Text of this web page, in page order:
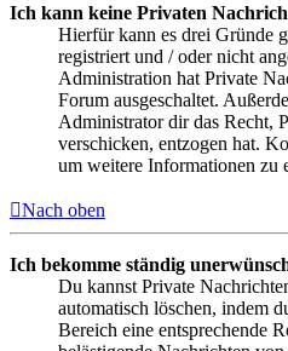
Ich kann keine Privaten
Hierfür kann es drei Gründe
registriert und / oder nicht
Administration hat Private
Forum ausgeschaltet.
Administrator dir das Recht,
verschicken, entzogen hat.
um weitere Informationen zu
Nach oben
Ich bekomme ständig
Du kannst Private
automatisch löschen, indem
Bereich eine entsprechende